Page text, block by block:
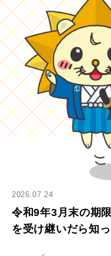
2026.07.24
令和9年3月末の期
を受け継いだら知